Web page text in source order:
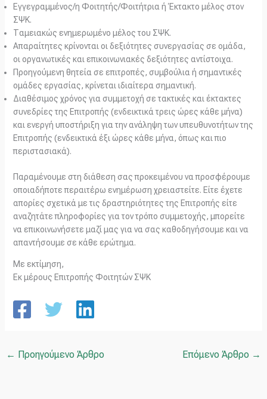
Εγγεγραμμένος/η Φοιτητής/Φοιτήτρια ή Έκτακτο μέλος στον
ΣΨΚ.
Ταμειακώς ενημερωμένο μέλος του ΣΨΚ.
Απαραίτητες κρίνονται οι δεξιότητες συνεργασίας σε ομάδα,
οι οργανωτικές και επικοινωνιακές δεξιότητες αντίστοιχα.
Προηγούμενη θητεία σε επιτροπές, συμβούλια ή σημαντικές
ομάδες εργασίας, κρίνεται ιδιαίτερα σημαντική.
Διαθέσιμος χρόνος για συμμετοχή σε τακτικές και έκτακτες
συνεδρίες της Επιτροπής (ενδεικτικά τρεις ώρες κάθε μήνα)
και ενεργή υποστήριξη για την ανάληψη των υπευθυνοτήτων της
Επιτροπής (ενδεικτικά έξι ώρες κάθε μήνα, όπως και πιο
περιστασιακά).
Παραμένουμε στη διάθεση σας προκειμένου να προσφέρουμε
οποιαδήποτε περαιτέρω ενημέρωση χρειαστείτε. Είτε έχετε
απορίες σχετικά με τις δραστηριότητες της Επιτροπής είτε
αναζητάτε πληροφορίες για τον τρόπο συμμετοχής, μπορείτε
να επικοινωνήσετε μαζί μας για να σας καθοδηγήσουμε και να
απαντήσουμε σε κάθε ερώτημα.
Με εκτίμηση,
Εκ μέρους Επιτροπής Φοιτητών ΣΨΚ
← Προηγούμενο Άρθρο Επόμενο Άρθρο →